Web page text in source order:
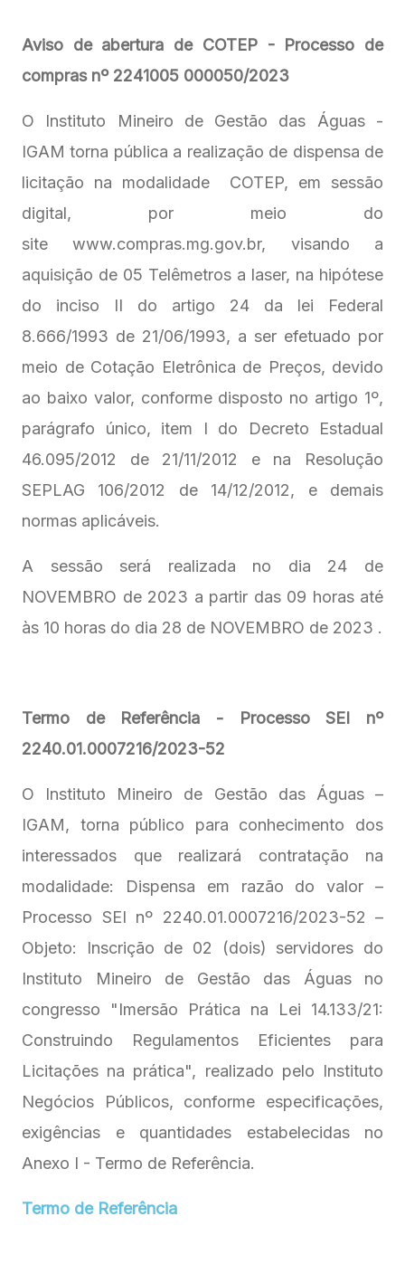
Aviso de abertura de COTEP - Processo de
compras nº 2241005 000050/2023
O Instituto Mineiro de Gestão das Águas -
IGAM torna pública a realização de dispensa de
licitação na modalidade COTEP, em sessão
digital, por meio do
site www.compras.mg.gov.br, visando a
aquisição de 05 Telêmetros a laser, na hipótese
do inciso II do artigo 24 da lei Federal
8.666/1993 de 21/06/1993, a ser efetuado por
meio de Cotação Eletrônica de Preços, devido
ao baixo valor, conforme disposto no artigo 1º,
parágrafo único, item I do Decreto Estadual
46.095/2012 de 21/11/2012 e na Resolução
SEPLAG 106/2012 de 14/12/2012, e demais
normas aplicáveis.
A sessão será realizada no dia 24 de
NOVEMBRO de 2023 a partir das 09 horas até
às 10 horas do dia 28 de NOVEMBRO de 2023 .
Termo de Referência - Processo SEI nº
2240.01.0007216/2023-52
O Instituto Mineiro de Gestão das Águas –
IGAM, torna público para conhecimento dos
interessados que realizará contratação na
modalidade: Dispensa em razão do valor –
Processo SEI nº 2240.01.0007216/2023-52 –
Objeto: Inscrição de 02 (dois) servidores do
Instituto Mineiro de Gestão das Águas no
congresso "Imersão Prática na Lei 14.133/21:
Construindo Regulamentos Eficientes para
Licitações na prática", realizado pelo Instituto
Negócios Públicos, conforme especificações,
exigências e quantidades estabelecidas no
Anexo I - Termo de Referência.
Termo de Referência